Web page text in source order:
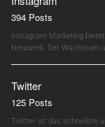
394 Posts
Instagram Marketing
Netzwerk. Der Wachstum
Twitter
125 Posts
Twitter ist das schnellste